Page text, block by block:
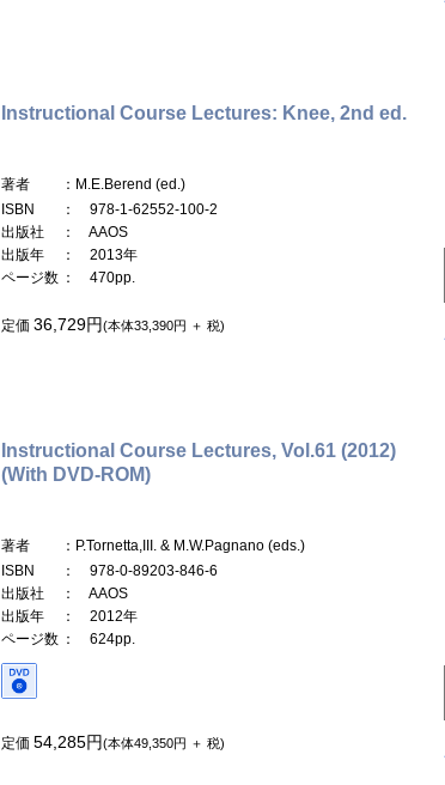
Instructional Course Lectures: Knee, 2nd ed.
著者
：M.E.Berend (ed.)
ISBN
： 978-1-62552-100-2
出版社
： AAOS
出版年
： 2013年
ページ数 ： 470pp.
定価 36,729円(本体33,390円 ＋ 税)
Instructional Course Lectures, Vol.61 (2012)
(With DVD-ROM)
著者
：P.Tornetta,III. & M.W.Pagnano (eds.)
ISBN
： 978-0-89203-846-6
出版社
： AAOS
出版年
： 2012年
ページ数 ： 624pp.
定価 54,285円(本体49,350円 ＋ 税)